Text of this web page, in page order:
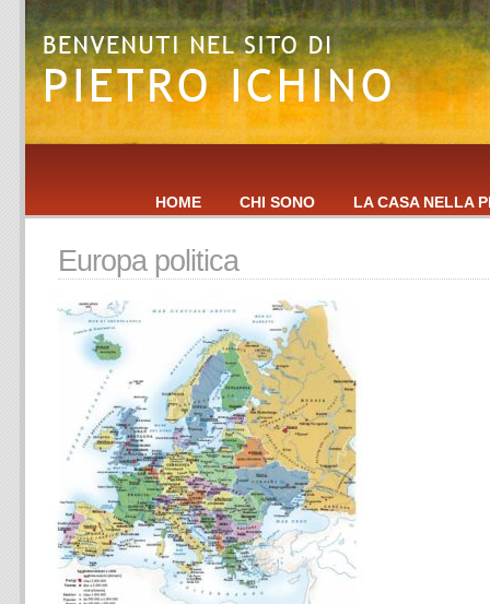
HOME CHI SONO LA CASA NELLA
Europa politica